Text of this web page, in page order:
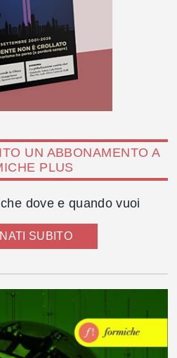
UN ABBONAMENTO A
PLUS
dove e quando vuoi
SUBITO